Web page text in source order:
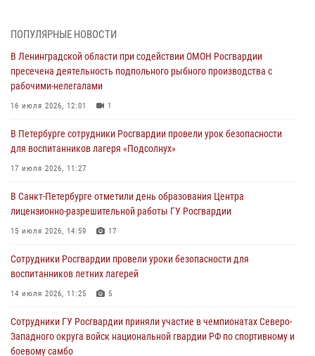
06 августа 2026, 13:39 1
В Центральном районе росгвардейцы оперативно задержали
хулигана, стрелявшего из пускового устройства рядом с жилыми
домами
06 августа 2026, 11:36
Сотрудники и военнослужащие Росгвардии обеспечили
правопорядок при проведении матча "Зенит" - "Балтика"
06 августа 2026, 07:30
В Выборгском районе наряд Росгвардии обнаружил
разыскиваемый преступный автотранспорт
05 августа 2026, 12:25 2
Петербургские росгвардейцы обнаружили объявленный в розыск
автомобиль, ранее использовавшийся при совершении кражи в
Ленобласти
ПОПУЛЯРНЫЕ НОВОСТИ
В Ленинградской области при содействии ОМОН Росгвардии
пресечена деятельность подпольного рыбного производства с
рабочими-нелегалами
16 июля 2026, 12:01 1
В Петербурге сотрудники Росгвардии провели урок безопасности
для воспитанников лагеря «Подсолнух»
17 июля 2026, 11:27
В Санкт-Петербурге отметили день образования Центра
лицензионно-разрешительной работы ГУ Росгвардии
15 июля 2026, 14:59 17
Сотрудники Росгвардии провели уроки безопасности для
воспитанников летних лагерей
14 июля 2026, 11:25 5
Сотрудники ГУ Росгвардии приняли участие в чемпионатах Северо-
Западного округа войск национальной гвардии РФ по спортивному и
боевому самбо